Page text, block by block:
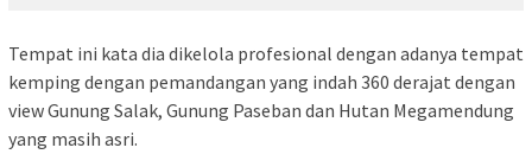
Tempat ini kata dia dikelola profesional dengan adanya tempat
kemping dengan pemandangan yang indah 360 derajat dengan
view Gunung Salak, Gunung Paseban dan Hutan Megamendung
yang masih asri.